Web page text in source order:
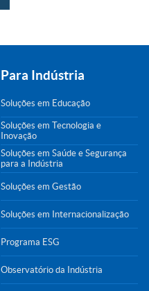
Para Indústria
Soluções em Educação
Soluções em Tecnologia e
Inovação
Soluções em Saúde e Segurança
para a Indústria
Soluções em Gestão
Soluções em Internacionalização
Programa ESG
Observatório da Indústria